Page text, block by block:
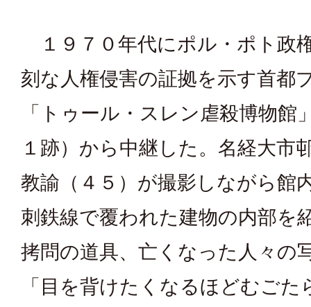
１９７０年代にポル・ポト政
刻な人権侵害の証拠を示す首都
「トゥール・スレン虐殺博物館
１跡）から中継した。名経大市
教諭（４５）が撮影しながら館
刺鉄線で覆われた建物の内部を
拷問の道具、亡くなった人々の
「目を背けたくなるほどむごた